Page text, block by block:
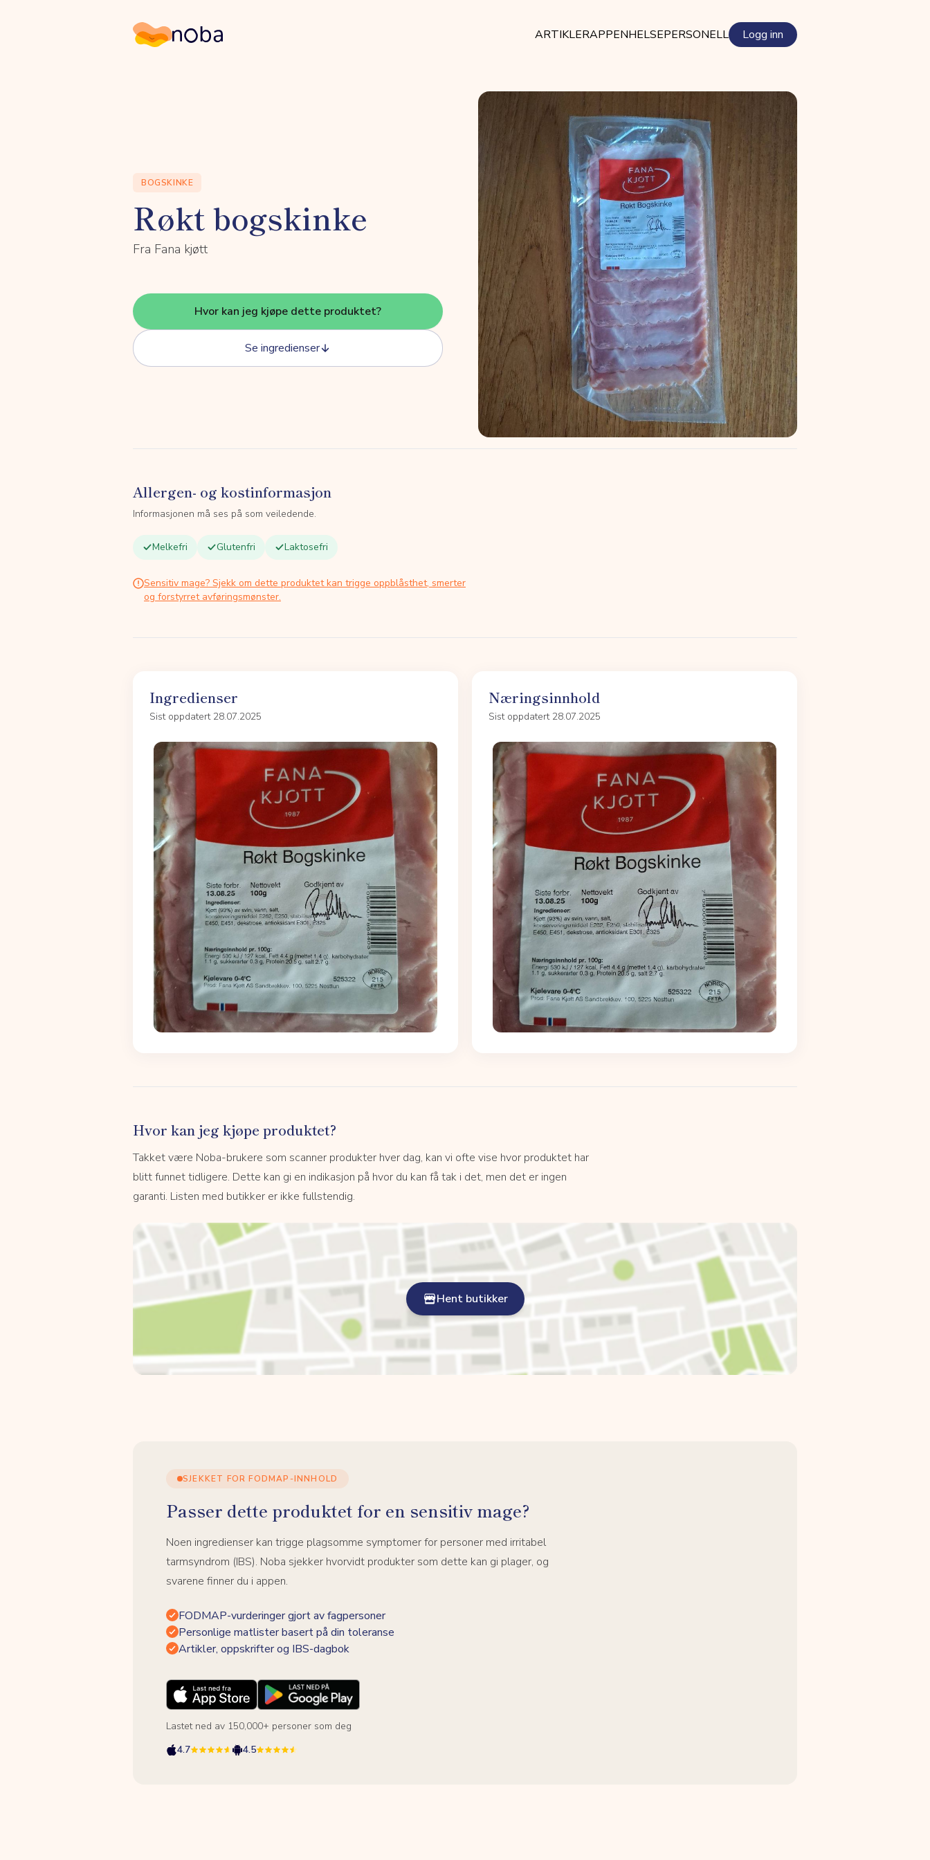
Noba ARTIKLERAPPENHELSEPERSONELL Logg inn
BOGSKINKE
Røkt bogskinke
Fra Fana kjøtt
Hvor kan jeg kjøpe dette produktet?
Se ingredienser
Allergen- og kostinformasjon
Informasjonen må ses på som veiledende.
Melkefri Glutenfri Laktosefri
Sensitiv mage? Sjekk om dette produktet kan trigge oppblåsthet, smerter
og forstyrret avføringsmønster.
Ingredienser
Sist oppdatert 28.07.2025
Næringsinnhold
Sist oppdatert 28.07.2025
Hvor kan jeg kjøpe produktet?
Takket være Noba-brukere som scanner produkter hver dag, kan vi ofte vise hvor produktet har
blitt funnet tidligere. Dette kan gi en indikasjon på hvor du kan få tak i det, men det er ingen
garanti. Listen med butikker er ikke fullstendig.
Hent butikker
SJEKKET FOR FODMAP-INNHOLD
Passer dette produktet for en sensitiv mage?
Noen ingredienser kan trigge plagsomme symptomer for personer med irritabel
tarmsyndrom (IBS). Noba sjekker hvorvidt produkter som dette kan gi plager, og
svarene finner du i appen.
FODMAP-vurderinger gjort av fagpersoner
Personlige matlister basert på din toleranse
Artikler, oppskrifter og IBS-dagbok
Lastet ned av 150,000+ personer som deg
4.7
4.5